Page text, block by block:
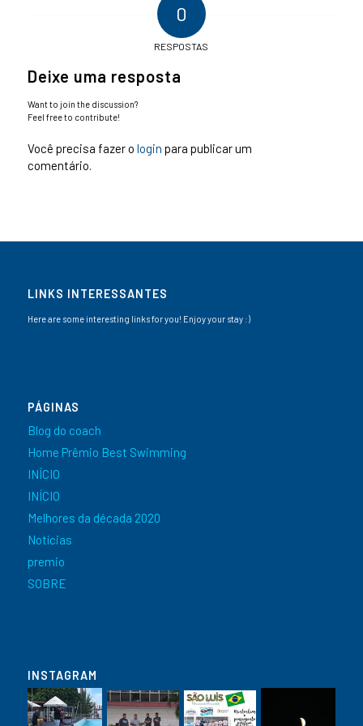
0
RESPOSTAS
Deixe uma resposta
Want to join the discussion?
Feel free to contribute!
Você precisa fazer o login para publicar um
comentário.
LINKS INTERESSANTES
Here are some interesting links for you! Enjoy your stay :)
PÁGINAS
Blog do coach
Home Prêmio Best Swimming
INÍCIO
INÍCIO
Melhores da década 2020
Notícias
premio
SOBRE
INSTAGRAM